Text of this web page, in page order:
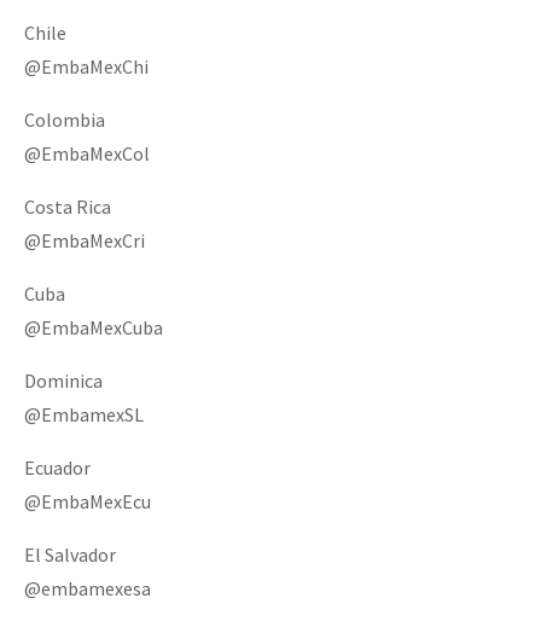
Chile
@EmbaMexChi
Colombia
@EmbaMexCol
Costa Rica
@EmbaMexCri
Cuba
@EmbaMexCuba
Dominica
@EmbamexSL
Ecuador
@EmbaMexEcu
El Salvador
@embamexesa